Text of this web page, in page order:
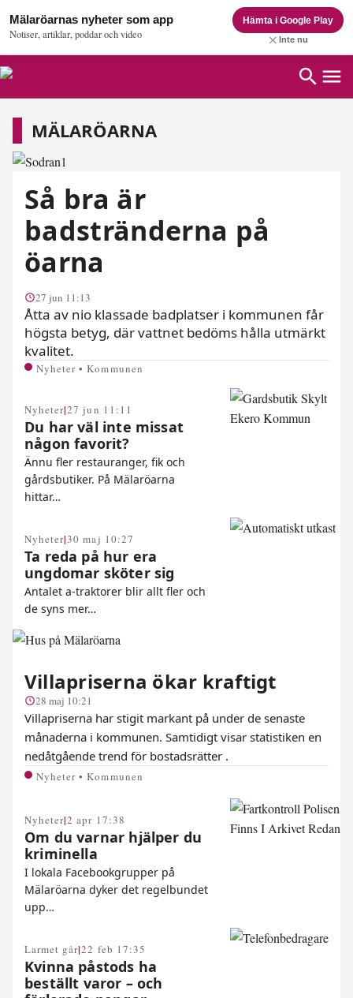
Mälaröarnas nyheter som app
Notiser, artiklar, poddar och video
Hämta i Google Play
Inte nu
Mälaröarna
MÄLARÖARNA
Så bra är
badstränderna på
öarna
27 jun 11:13
Åtta av nio klassade badplatser i kommunen får
högsta betyg, där vattnet bedöms hålla utmärkt
kvalitet.
Nyheter • Kommunen
Nyheter|27 jun 11:11
Du har väl inte missat
någon favorit?
Ännu fler restauranger, fik och
gårdsbutiker. På Mälaröarna
hittar…
Nyheter|30 maj 10:27
Ta reda på hur era
ungdomar sköter sig
Antalet a-traktorer blir allt fler och
de syns mer…
Villapriserna ökar kraftigt
28 maj 10:21
Villapriserna har stigit markant på under de senaste
månaderna i kommunen. Samtidigt visar statistiken en
nedåtgående trend för bostadsrätter .
Nyheter • Kommunen
Nyheter|2 apr 17:38
Om du varnar hjälper du
kriminella
I lokala Facebookgrupper på
Mälaröarna dyker det regelbundet
upp…
Larmet går|22 feb 17:35
Kvinna påstods ha
beställt varor – och